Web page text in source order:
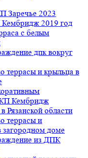
Заречье 2023
Кембридж 2019 год
с белым
дпк вокруг
террасы и крыльца в
Кембридж
Рязанской области
террасы и
загородном доме
из ДПК